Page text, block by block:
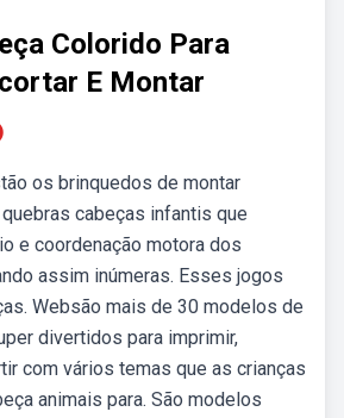
Colorido Para
E Montar
os brinquedos de montar
cabeças infantis que
e coordenação motora dos
assim inúmeras. Esses jogos
Websão mais de 30 modelos de
divertidos para imprimir,
com vários temas que as crianças
animais para. São modelos